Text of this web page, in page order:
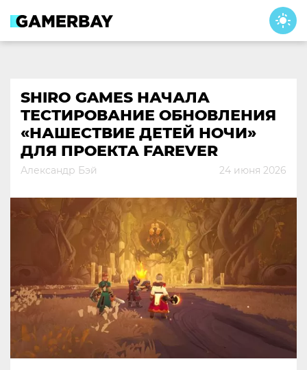
content
SHIRO GAMES НАЧАЛА
ТЕСТИРОВАНИЕ ОБНОВЛЕНИЯ
«НАШЕСТВИЕ ДЕТЕЙ НОЧИ»
ДЛЯ ПРОЕКТА FAREVER
Александр Бэй 24 июня 2026